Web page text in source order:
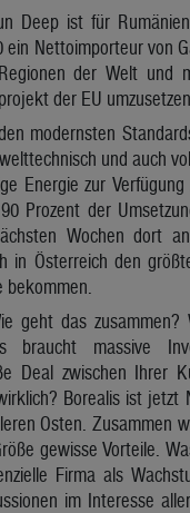
Deep ist für
Nettoimporteur von
der Welt und
der EU umzusetzen.
modernsten
und auch
Energie zur
Prozent der
Wochen dort
in Österreich den
geht das zusammen?
braucht massive
Deal zwischen Ihrer
Borealis ist jetzt
Osten. Zusammen
gewisse Vorteile.
Firma als
im Interesse